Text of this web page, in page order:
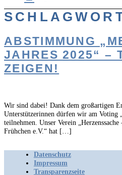
ABSTIMMUNG
JAHRES 2025“ –
ZEIGEN!
Wir sind dabei! Dank dem großartigen
Unterstützerinnen dürfen wir am Voting
teilnehmen. Unser Verein
Frühchen e.V.“ hat […]
Datenschutz
Impressum
Transparenzseite